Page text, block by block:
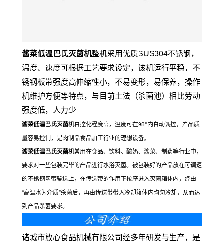
酱菜低温巴氏灭菌机整机采用优质SUS304不锈钢，
温度、速度可根据工艺要求设定，该机运行平稳，不
锈钢板带强度高伸缩性小，不易变形，易保养，操作
机维护方便等特点，与目前土法（杀菌池）相比劳动
强度低，人力少
酱菜低温巴氏灭菌机自控化程度高，温度可在98°内自动调控，产品质
量容易控制，是肉制品食品加工行业的理想设备。
酱菜低温巴氏灭菌机常用在食品、饮料、酸奶、酱菜、制药等行业中，
要求对一些包装完毕的产品进行水浴灭菌。被包装好的产品放在可调速
的不锈钢网带输送上，在传送带的作用下按序进入灭菌箱体内，经由
“高温水为介质”杀菌后，再由传送带带入冷却箱体内均匀冷却，从而达
到产品杀菌要求。
诸城市放心食品机械有限公司经多年研发与生产，是